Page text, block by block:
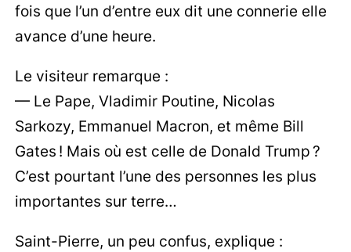
fois que l’un d’entre eux dit une connerie elle
avance d’une heure.
Le visiteur remarque :
— Le Pape, Vladimir Poutine, Nicolas
Sarkozy, Emmanuel Macron, et même Bill
Gates ! Mais où est celle de Donald Trump ?
C’est pourtant l’une des personnes les plus
importantes sur terre…
Saint-Pierre, un peu confus, explique :